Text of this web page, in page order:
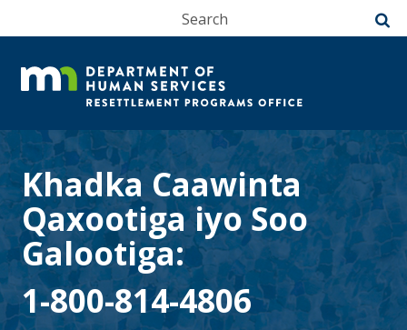
content
Khadka Caawinta
Qaxootiga iyo Soo
Galootiga:
1-800-814-4806